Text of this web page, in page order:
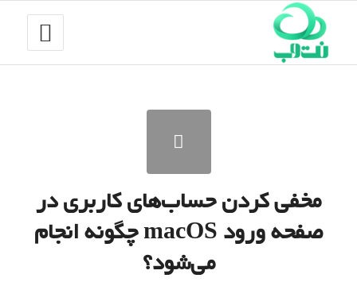
مخفی کردن حساب‌های کاربری در
صفحه ورود macOS چگونه انجام
می‌شود؟